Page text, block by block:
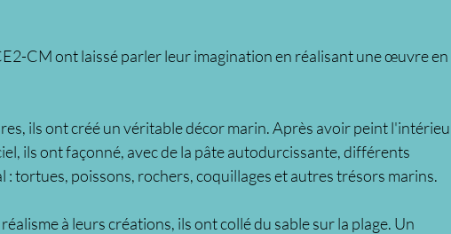
CM ont laissé parler leur imagination en réalisant une œuvre en
ils ont créé un véritable décor marin. Après avoir peint
ils ont façonné, avec de la pâte autodurcissante, différents
: tortues, poissons, rochers, coquillages et autres trésors marins.
à leurs créations, ils ont collé du sable sur la plage. Un